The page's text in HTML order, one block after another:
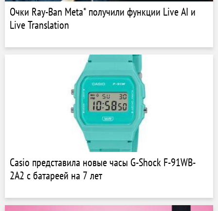
Очки Ray-Ban Meta* получили функции Live AI и
Live Translation
Casio представила новые часы G-Shock F-91WB-
2A2 с батареей на 7 лет